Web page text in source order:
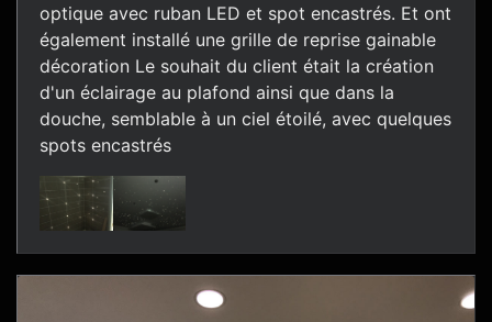
optique avec ruban LED et spot encastrés. Et ont
également installé une grille de reprise gainable
décoration Le souhait du client était la création
d'un éclairage au plafond ainsi que dans la
douche, semblable à un ciel étoilé, avec quelques
spots encastrés